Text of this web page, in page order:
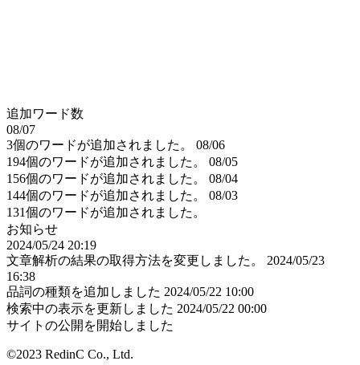
追加ワード数
08/07
3個のワードが追加されました。
08/06
194個のワードが追加されました。
08/05
156個のワードが追加されました。
08/04
144個のワードが追加されました。
08/03
131個のワードが追加されました。
お知らせ
2024/05/24 20:19
文章解析の結果の取得方法を変更しました。
2024/05/23
16:38
品詞の種類を追加しました 2024/05/22 10:00
検索中の表示を更新しました 2024/05/22 00:00
サイトの公開を開始しました
©2023 RedinC Co., Ltd.